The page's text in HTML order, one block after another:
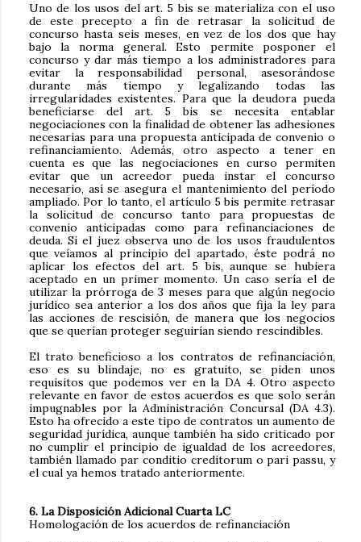
Uno de los usos del art. 5 bis se materializa con el uso
de este precepto a fin de retrasar la solicitud de
concurso hasta seis meses, en vez de los dos que hay
bajo la norma general. Esto permite posponer el
concurso y dar más tiempo a los administradores para
evitar la responsabilidad personal, asesorándose
durante más tiempo y legalizando todas las
irregularidades existentes. Para que la deudora pueda
beneficiarse del art. 5 bis se necesita entablar
negociaciones con la finalidad de obtener las adhesiones
necesarias para una propuesta anticipada de convenio o
refinanciamiento. Además, otro aspecto a tener en
cuenta es que las negociaciones en curso permiten
evitar que un acreedor pueda instar el concurso
necesario, así se asegura el mantenimiento del período
ampliado. Por lo tanto, el artículo 5 bis permite retrasar
la solicitud de concurso tanto para propuestas de
convenio anticipadas como para refinanciaciones de
deuda. Si el juez observa uno de los usos fraudulentos
que veíamos al principio del apartado, éste podrá no
aplicar los efectos del art. 5 bis, aunque se hubiera
aceptado en un primer momento. Un caso sería el de
utilizar la prórroga de 3 meses para que algún negocio
jurídico sea anterior a los dos años que fija la ley para
las acciones de rescisión, de manera que los negocios
que se querían proteger seguirían siendo rescindibles.
El trato beneficioso a los contratos de refinanciación,
eso es su blindaje, no es gratuito, se piden unos
requisitos que podemos ver en la DA 4. Otro aspecto
relevante en favor de estos acuerdos es que solo serán
impugnables por la Administración Concursal (DA 4.3).
Esto ha ofrecido a este tipo de contratos un aumento de
seguridad jurídica, aunque también ha sido criticado por
no cumplir el principio de igualdad de los acreedores,
también llamado par conditio creditorum o pari passu, y
el cual ya hemos tratado anteriormente.
6. La Disposición Adicional Cuarta LC
Homologación de los acuerdos de refinanciación